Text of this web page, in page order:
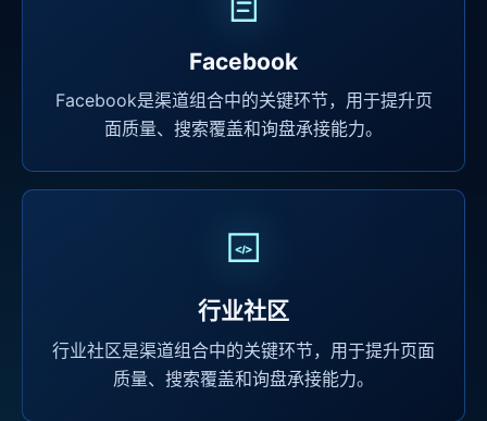
Facebook
Facebook是渠道组合中的关键环节，用于提升页
面质量、搜索覆盖和询盘承接能力。
行业社区
行业社区是渠道组合中的关键环节，用于提升页面
质量、搜索覆盖和询盘承接能力。